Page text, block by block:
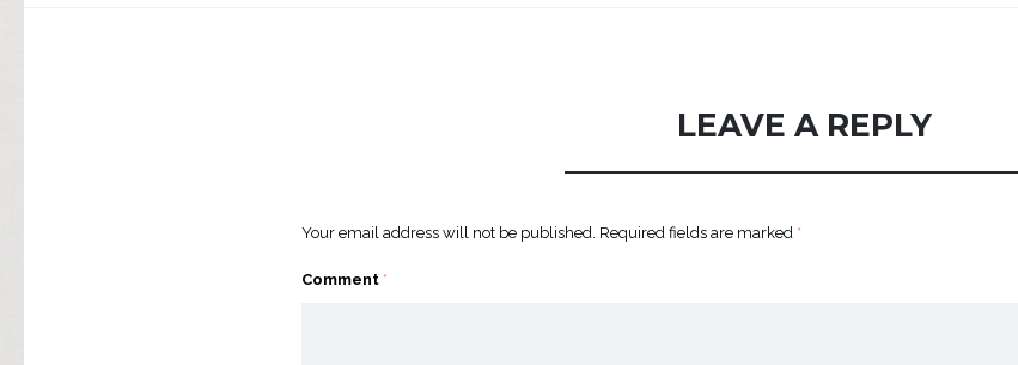
LEAVE A REPLY
Your email address will not be published. Required fields are marked *
Comment *